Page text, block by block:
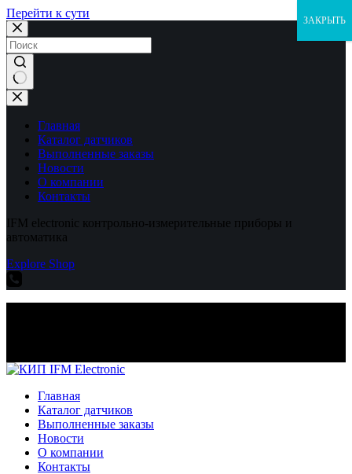
Перейти к сути
Ничего
не
найденоГлавная
Каталог датчиков
Выполненные заказы
Новости
О компании
Контакты
IFM electronic контрольно-измерительные приборы и
автоматика
Explore Shop
Главная
Каталог датчиков
Выполненные заказы
Новости
О компании
Контакты
ЗАКРЫТЬ